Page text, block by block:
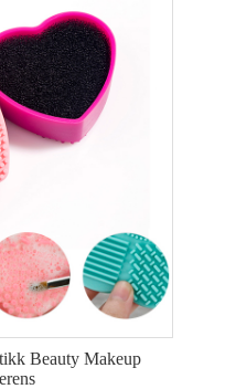
Beauty Makeup